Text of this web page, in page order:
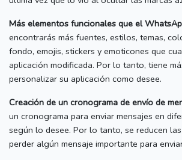
Más elementos funcionales que el
encontrarás más fuentes, estilos, temas,
fondo, emojis, stickers y emoticones que
aplicación modificada. Por lo tanto, tiene
personalizar su aplicación como desee.
Creación de un cronograma de envío de
un cronograma para enviar mensajes en
según lo desee. Por lo tanto, se reducen
perder algún mensaje importante para